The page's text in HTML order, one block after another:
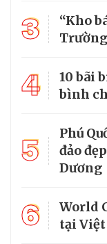
3
“Kho
4
10 bãi
bình
5
Phú
đảo
Dương
6
World
tại Việt